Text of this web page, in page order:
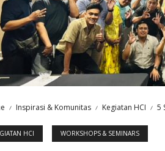
Inspirasi & Komunitas Kegiatan HCI 5
HCI WORKSHOPS & SEMINARS